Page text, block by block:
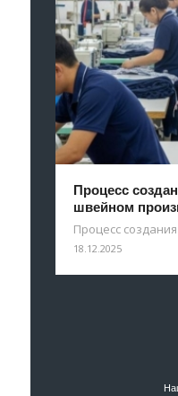
Процесс
швейном
Процесс
18.12.2025